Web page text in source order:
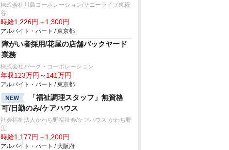
株式会社川島コーポレーション/サニーライフ東糀
谷
時給1,226円～1,300円
アルバイト・パート / 東京都
障がい者採用/花屋の店舗バックヤード
業務
株式会社パーク・コーポレーション
年収123万円～141万円
アルバイト・パート / 東京都
NEW
「福祉調理スタッフ」無資格
可/日勤のみ/ケアハウス
社会福祉法人かわち野福祉会/ケアハウス かわち野
里
時給1,177円～1,200円
アルバイト・パート / 大阪府